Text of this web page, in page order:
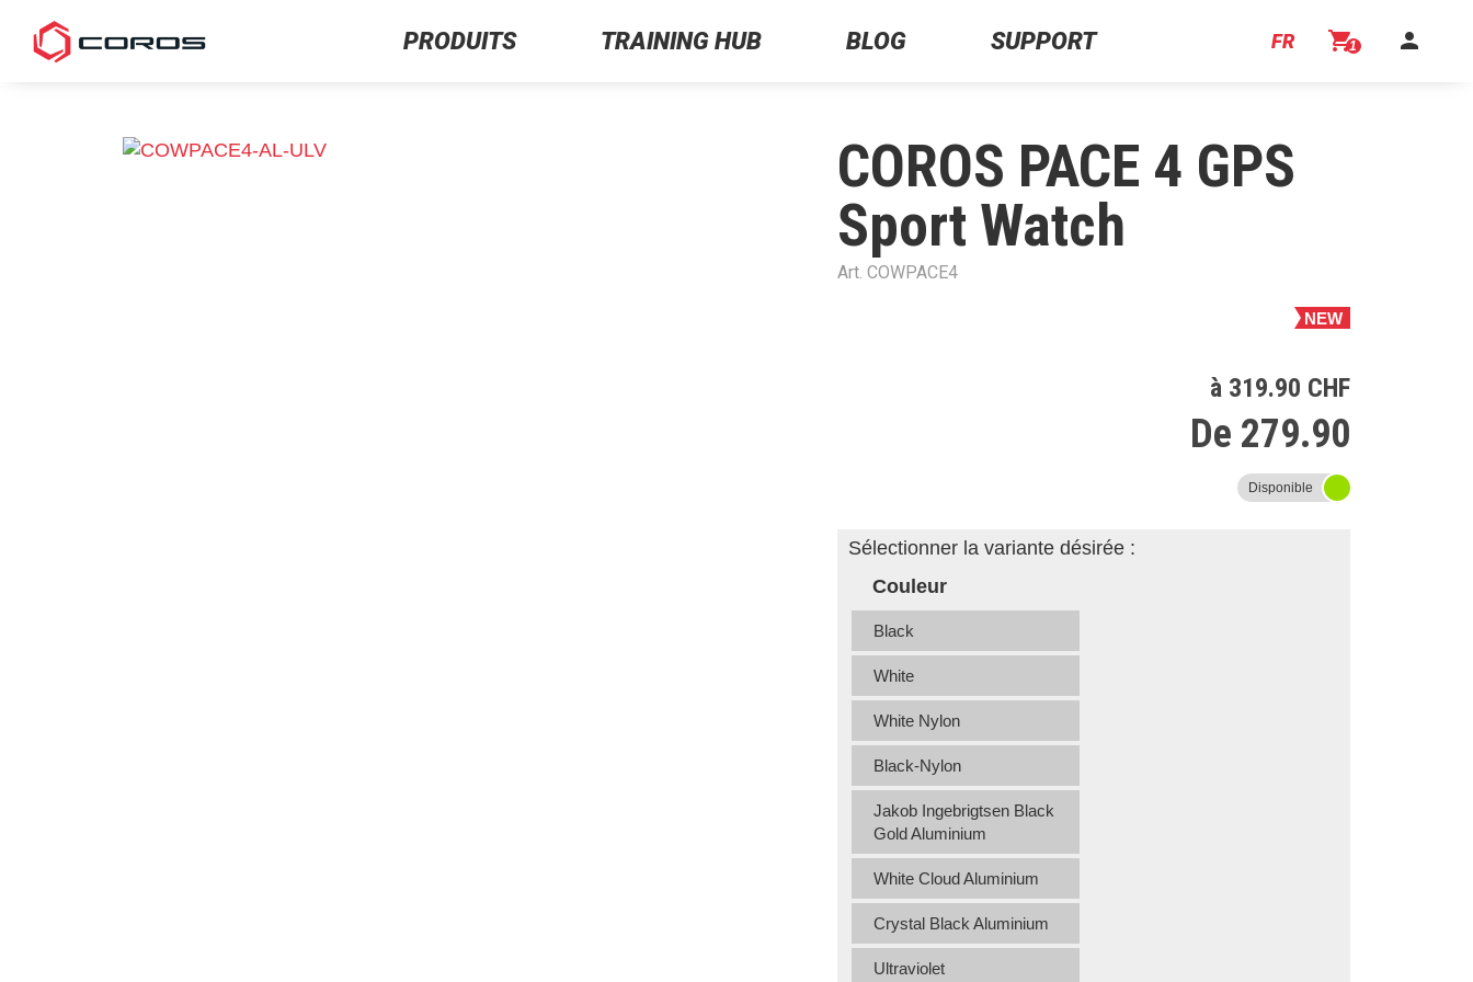
PRODUITS TRAINING HUB BLOG SUPPORT FR shopping_cart1 person
COROS PACE 4 GPS
Sport Watch
Art. COWPACE4
NEW
à 319.90 CHF
De 279.90
Disponible
Sélectionner la variante désirée :
Couleur
Black
White
White Nylon
Black-Nylon
Jakob Ingebrigtsen Black
Gold Aluminium
White Cloud Aluminium
Crystal Black Aluminium
Ultraviolet